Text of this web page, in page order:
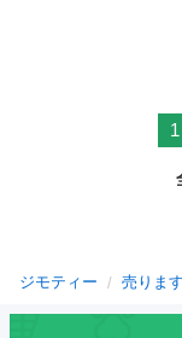
1
ジモティー 売りま